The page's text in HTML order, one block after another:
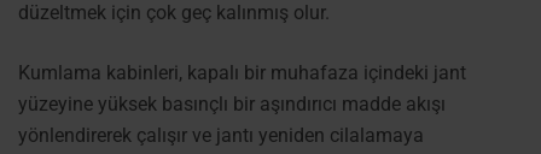
düzeltmek için çok geç kalınmış olur.
Kumlama kabinleri, kapalı bir muhafaza içindeki jant
yüzeyine yüksek basınçlı bir aşındırıcı madde akışı
yönlendirerek çalışır ve jantı yeniden cilalamaya